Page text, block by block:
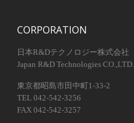
CORPORATION
日本R&Dテクノロジー株式会社
Japan R&D Technologies CO.,LTD.
東京都昭島市田中町1-33-2
TEL 042-542-3256
FAX 042-542-3257